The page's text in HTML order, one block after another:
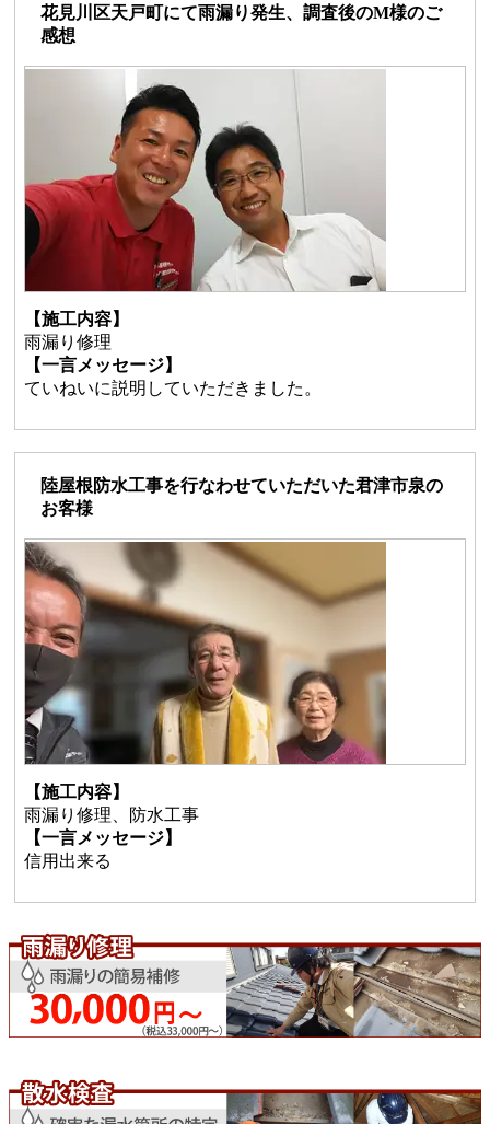
花見川区天戸町にて雨漏り発生、調査後のM様のご
感想
【施工内容】
雨漏り修理
【一言メッセージ】
ていねいに説明していただきました。
陸屋根防水工事を行なわせていただいた君津市泉の
お客様
【施工内容】
雨漏り修理、防水工事
【一言メッセージ】
信用出来る